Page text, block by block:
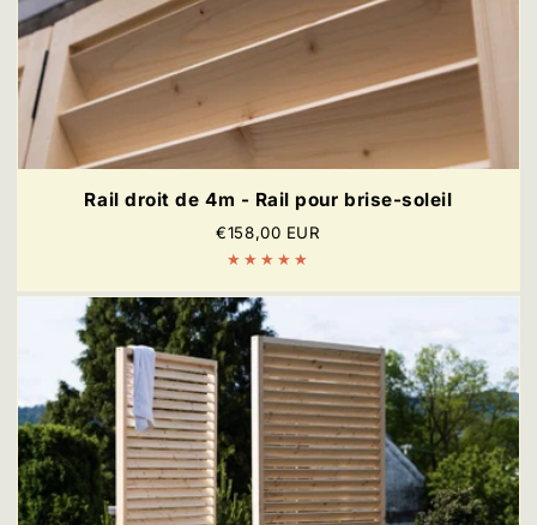
Rail droit de 4m - Rail pour brise-soleil
Prix
régulier
€158,00 EUR